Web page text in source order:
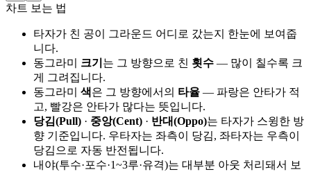
차트 보는 법
타자가 친 공이 그라운드 어디로 갔는지 한눈에 보여줍
니다.
동그라미 크기 는 그 방향으로 친 횟수 — 많이 칠수록 크
게 그려집니다.
동그라미 색은 그 방향에서의 타율 — 파랑은 안타가 적
고, 빨강은 안타가 많다는 뜻입니다.
당김(Pull) · 중앙(Cent) · 반대(Oppo)는 타자가 스윙한 방
향 기준입니다. 우타자는 좌측이 당김, 좌타자는 우측이
당김으로 자동 반전됩니다.
내야(투수·포수·1~3루·유격)는 대부분 아웃 처리돼서 보